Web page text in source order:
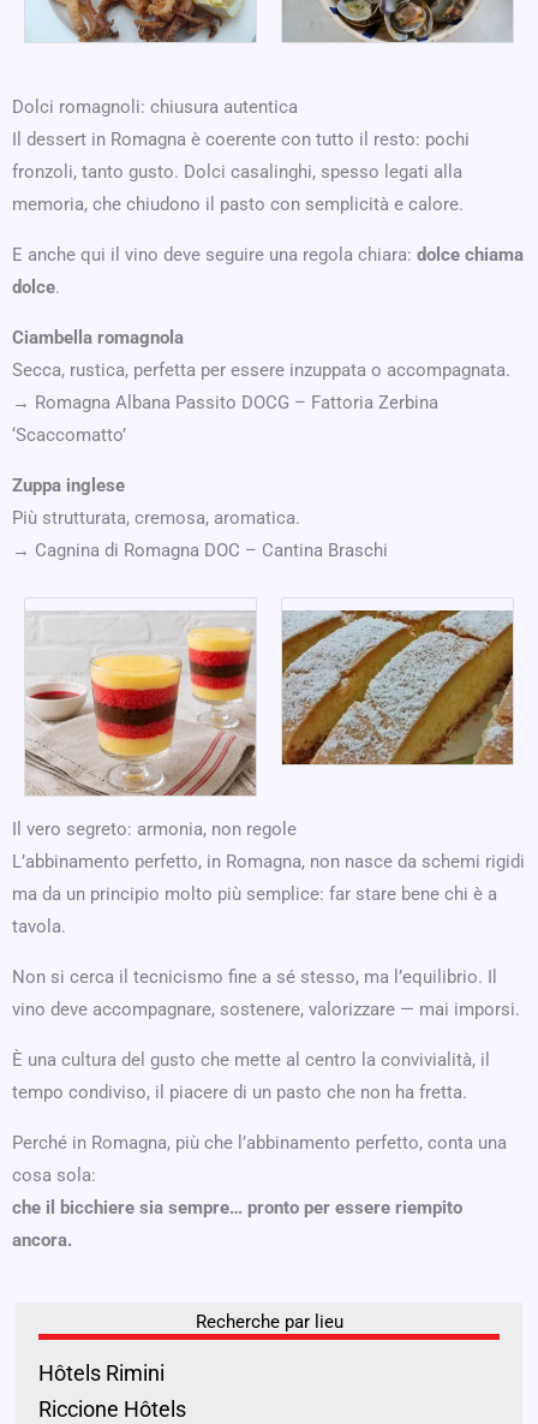
Dolci romagnoli: chiusura autentica
Il dessert in Romagna è coerente con tutto il resto: pochi
fronzoli, tanto gusto. Dolci casalinghi, spesso legati alla
memoria, che chiudono il pasto con semplicità e calore.
E anche qui il vino deve seguire una regola chiara: dolce chiama
dolce.
Ciambella romagnola
Secca, rustica, perfetta per essere inzuppata o accompagnata.
→ Romagna Albana Passito DOCG – Fattoria Zerbina
‘Scaccomatto’
Zuppa inglese
Più strutturata, cremosa, aromatica.
→ Cagnina di Romagna DOC – Cantina Braschi
Il vero segreto: armonia, non regole
L’abbinamento perfetto, in Romagna, non nasce da schemi rigidi
ma da un principio molto più semplice: far stare bene chi è a
tavola.
Non si cerca il tecnicismo fine a sé stesso, ma l’equilibrio. Il
vino deve accompagnare, sostenere, valorizzare — mai imporsi.
È una cultura del gusto che mette al centro la convivialità, il
tempo condiviso, il piacere di un pasto che non ha fretta.
Perché in Romagna, più che l’abbinamento perfetto, conta una
cosa sola:
che il bicchiere sia sempre… pronto per essere riempito
ancora.
Recherche par lieu
Hôtels Rimini
Riccione Hôtels